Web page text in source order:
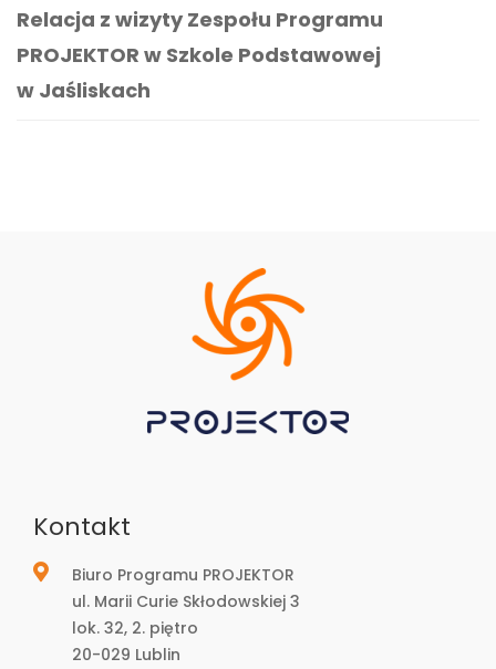
Relacja z wizyty Zespołu Programu
PROJEKTOR w Szkole Podstawowej
w Jaśliskach
Kontakt
Biuro Programu PROJEKTOR
ul. Marii Curie Skłodowskiej 3
lok. 32, 2. piętro
20-029 Lublin